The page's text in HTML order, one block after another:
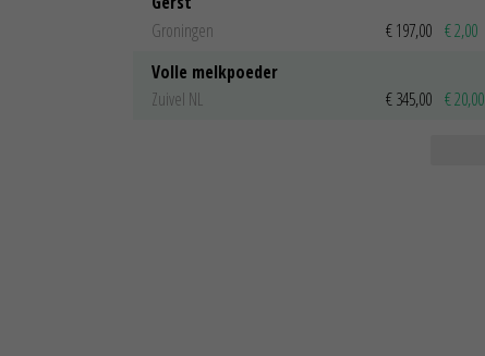
Groningen
€ 197,00 € 2,00
Volle melkpoeder
Zuivel NL
€ 345,00 € 20,00